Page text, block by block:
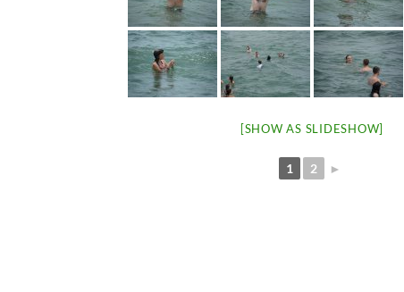
[SHOW AS SLIDESHOW]
1 2 ►